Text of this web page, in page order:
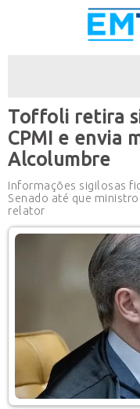
Toffoli retira
CPMI e envia
Alcolumbre
Informações sigilosas
Senado até que
relator